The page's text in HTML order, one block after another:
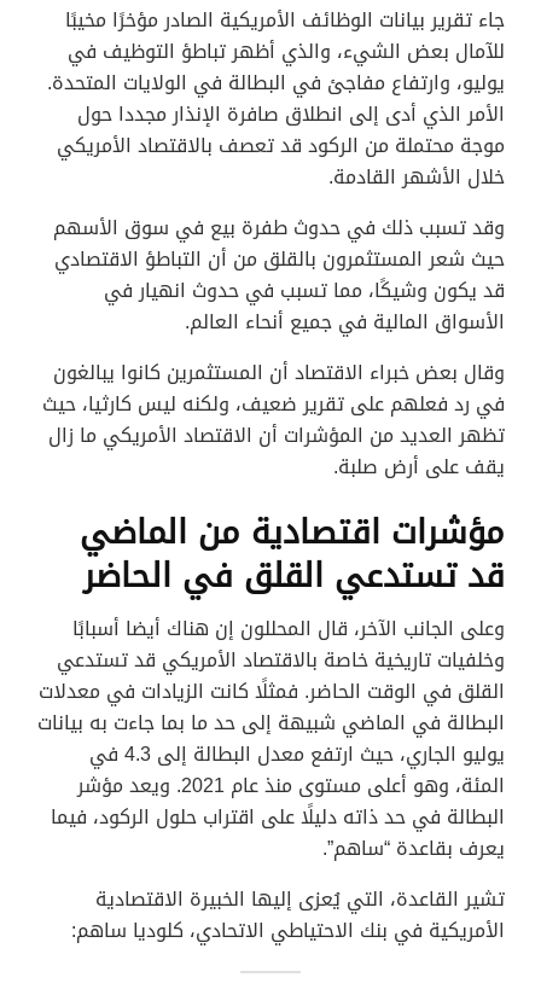
جاء تقرير بيانات الوظائف الأمريكية الصادر مؤخرًا مخيبًا
للآمال بعض الشيء، والذي أظهر تباطؤ التوظيف في
يوليو، وارتفاع مفاجئ في البطالة في الولايات المتحدة.
الأمر الذي أدى إلى انطلاق صافرة الإنذار مجددا حول
موجة محتملة من الركود قد تعصف بالاقتصاد الأمريكي
خلال الأشهر القادمة.
وقد تسبب ذلك في حدوث طفرة بيع في سوق الأسهم
حيث شعر المستثمرون بالقلق من أن التباطؤ الاقتصادي
قد يكون وشيكًا، مما تسبب في حدوث انهيار في
الأسواق المالية في جميع أنحاء العالم.
وقال بعض خبراء الاقتصاد أن المستثمرين كانوا يبالغون
في رد فعلهم على تقرير ضعيف، ولكنه ليس كارثيا، حيث
تظهر العديد من المؤشرات أن الاقتصاد الأمريكي ما زال
يقف على أرض صلبة.
مؤشرات اقتصادية من الماضي
قد تستدعي القلق في الحاضر
وعلى الجانب الآخر، قال المحللون إن هناك أيضا أسبابًا
وخلفيات تاريخية خاصة بالاقتصاد الأمريكي قد تستدعي
القلق في الوقت الحاضر. فمثلًا كانت الزيادات في معدلات
البطالة في الماضي شبيهة إلى حد ما بما جاءت به بيانات
يوليو الجاري، حيث ارتفع معدل البطالة إلى 4.3 في
المئة، وهو أعلى مستوى منذ عام 2021. ويعد مؤشر
البطالة في حد ذاته دليلًا على اقتراب حلول الركود، فيما
يعرف بقاعدة “ساهم”.
تشير القاعدة، التي يُعزى إليها الخبيرة الاقتصادية
الأمريكية في بنك الاحتياطي الاتحادي، كلوديا ساهم: